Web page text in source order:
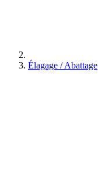
Élagage / Abattage